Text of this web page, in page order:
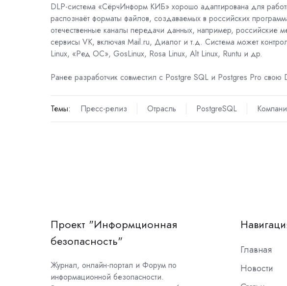
DLP-система «СёрчИнформ КИБ» хорошо адаптирована для
распознаёт форматы файлов, создаваемых в российских
отечественные каналы передачи данных, например, российские
сервисы VK, включая Mail.ru, Диалог и т.д. Система может
Linux, «Ред ОС», GosLinux, Rosa Linux, Alt Linux, Runtu и др.
Ранее разработчик совместил с Postgre SQL и Postgres Pro свою
Темы: Пресс-релиз Отрасль PostgreSQL
Проект "Информционная
безопасность"
Журнал, онлайн-портал и Форум по
информационной безопасности.
Главная
Новости